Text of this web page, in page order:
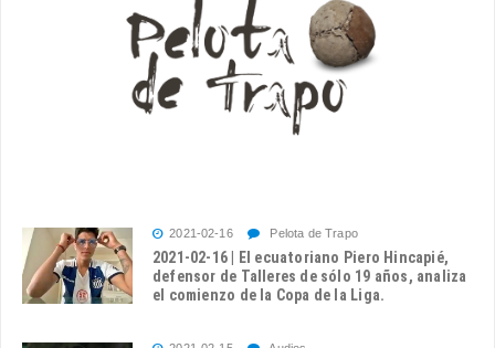
2021-02-16 Pelota de Trapo
2021-02-16 | El ecuatoriano Piero Hincapié,
defensor de Talleres de sólo 19 años, analiza
el comienzo de la Copa de la Liga.